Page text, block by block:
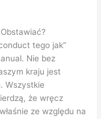
tego jak”
Nie bez
kraju jest
Wszystkie
że wręcz
ze względu na